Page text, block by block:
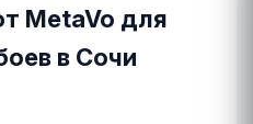
MetaVo для
в Сочи